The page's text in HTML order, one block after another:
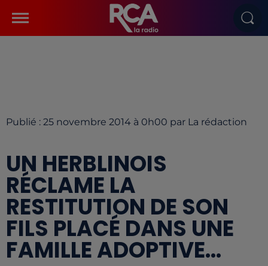
Publié : 25 novembre 2014 à 0h00 par La rédaction
UN HERBLINOIS
RÉCLAME LA
RESTITUTION DE SON
FILS PLACÉ DANS UNE
FAMILLE ADOPTIVE...